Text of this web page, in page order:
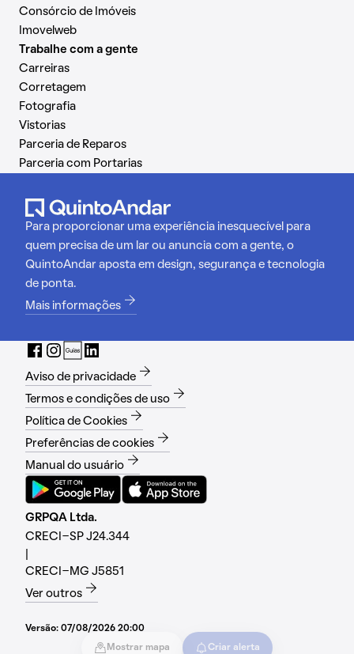
Mostrar mapa Criar alerta
Consórcio de Imóveis
Imovelweb
Trabalhe com a gente
Carreiras
Corretagem
Fotografia
Vistorias
Parceria de Reparos
Parceria com Portarias
Para proporcionar uma experiência inesquecível para
quem precisa de um lar ou anuncia com a gente, o
QuintoAndar aposta em design, segurança e tecnologia
de ponta.
Mais informações
Aviso de privacidade
Termos e condições de uso
Política de Cookies
Preferências de cookies
Manual do usuário
GRPQA Ltda.
CRECI-SP J24.344
CRECI-MG J5851
Ver outros
Versão: 07/08/2026 20:00